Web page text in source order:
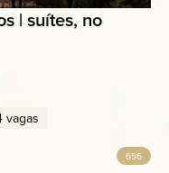
| suítes, no
vagas
656